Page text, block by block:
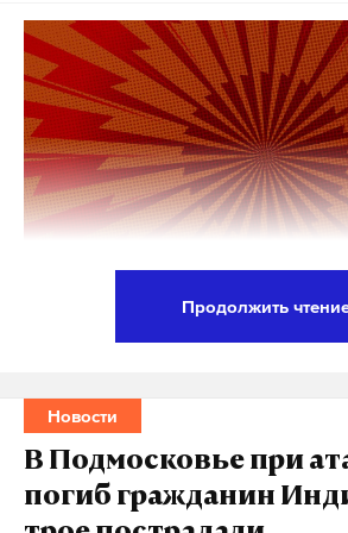
беспилотников на Москву и
терактом. По ее словам, Украина
«массовый теракт».
Продолжить
Новости
В Подмосковье при
погиб гражданин